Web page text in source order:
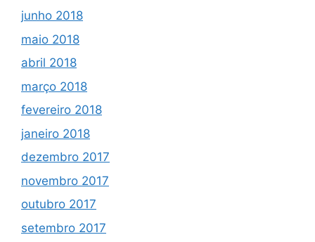
junho 2018
maio 2018
abril 2018
março 2018
fevereiro 2018
janeiro 2018
dezembro 2017
novembro 2017
outubro 2017
setembro 2017